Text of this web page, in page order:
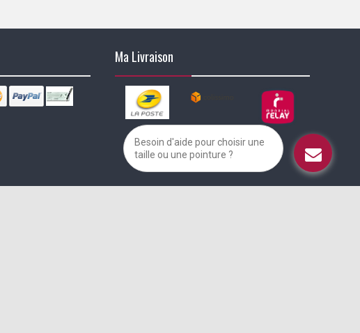
Besoin d'aide pour choisir une
taille ou une pointure ?
Ma Livraison
Personnalisez vos préférences pour contrôler la manière dont vos informations sont